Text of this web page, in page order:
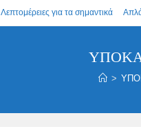
Λεπτομέρειες για τα σημαντικά
>